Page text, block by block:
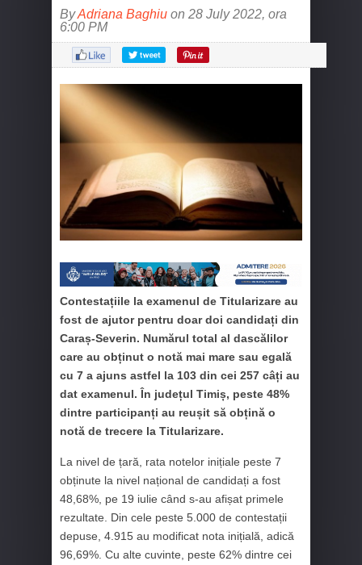
ByAdriana Baghiu on 28 July 2022, ora
6:00 PM
Contestațiile la examenul de Titularizare au
fost de ajutor pentru doar doi candidați din
Caraș-Severin. Numărul total al dascălilor
care au obținut o notă mai mare sau egală
cu 7 a ajuns astfel la 103 din cei 257 câți au
dat examenul. În județul Timiș, peste 48%
dintre participanți au reușit să obțină o
notă de trecere la Titularizare.
La nivel de țară, rata notelor inițiale peste 7
obținute la nivel național de candidați a fost
48,68%, pe 19 iulie când s-au afișat primele
rezultate. Din cele peste 5.000 de contestații
depuse, 4.915 au modificat nota inițială, adică
96,69%. Cu alte cuvinte, peste 62% dintre cei